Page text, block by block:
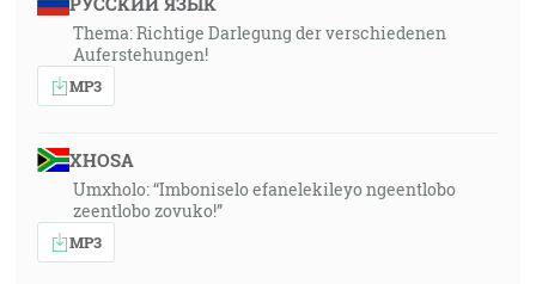
Thema: Richtige Darlegung der verschiedenen
Auferstehungen!
MP3
XHOSA
Umxholo: “Imboniselo efanelekileyo ngeentlobo
zeentlobo zovuko!”
MP3